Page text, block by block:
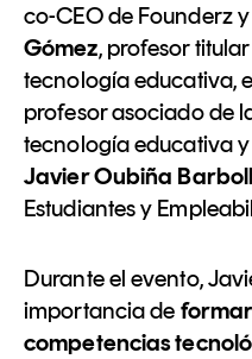
co-CEO de Founderz
Gómez, profesor
tecnología educativa,
profesor asociado de
tecnología educativa
Javier Oubiña
Estudiantes y
Durante el evento,
importancia de
competencias